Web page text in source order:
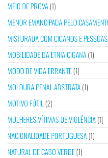
MEIO DE PROVA(1)
MENOR EMANCIPADA PELO
MISTURADA COM CIGANOS E
MOBILIDADE DA ETNIA CIGANA(1)
MODO DE VIDA ERRANTE(1)
MOLDURA PENAL ABSTRATA(1)
MOTIVO FÚTIL (2)
MULHERES VÍTIMAS DE VIOLÊNCIA(1)
NACIONALIDADE PORTUGUESA(1)
NATURAL DE CABO VERDE(1)